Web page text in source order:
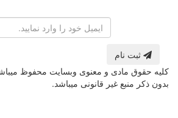
ثبت نام
کلیه حقوق مادی و معنوی وبسایت محفوظ
بدون ذکر منبع غیر قانونی میباشد.